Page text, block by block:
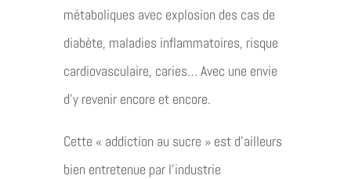
métaboliques avec explosion des cas de
diabète, maladies inflammatoires, risque
cardiovasculaire, caries… Avec une envie
d’y revenir encore et encore.
Cette « addiction au sucre » est d’ailleurs
bien entretenue par l’industrie